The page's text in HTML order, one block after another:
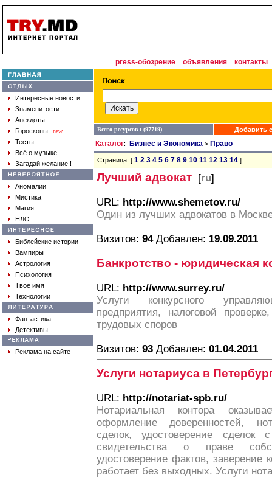
press-обозрение объявления контакты
Интересные новости
Знаменитости
Анекдоты
Гороскопы
new
Тесты
Всё о музыке
Загадай желание !
Аномалии
Мистика
Магия
НЛО
Библейские истории
Вампиры
Астрология
Психология
Твоё имя
Технологии
Фантастика
Детективы
Реклама на сайте
Всего ресурсов : (97719) Добавить
Каталог: Бизнес и Экономика > Право
Страница: [ 1 2 3 4 5 6 7 8 9 10 11 12 13 14 ]
Лучший адвокат [ru]
URL: http://www.shemetov.ru/
Один из лучших адвокатов в
Визитов: 94Добавлен: 19.09.2011
Банкротство - юридическая
URL: http://www.surrey.ru/
Услуги конкурсного
предприятия, налоговой
трудовых споров
Визитов: 93 Добавлен: 01.04.2011
Услуги нотариуса в
URL: http://notariat-spb.ru/
Нотариальная контора
оформление доверенностей,
сделок, удостоверение сделок
свидетельства о праве
удостоверение фактов, заверение
работает без выходных. Услуги